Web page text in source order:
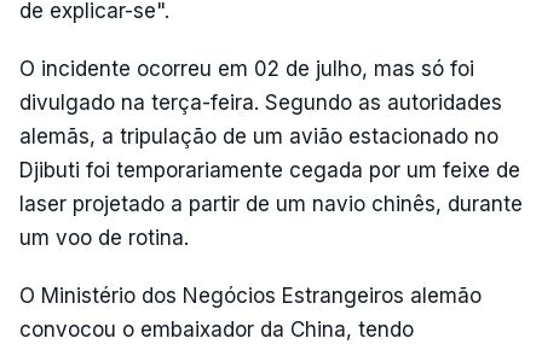
de explicar-se".
O incidente ocorreu em 02 de julho, mas só foi
divulgado na terça-feira. Segundo as autoridades
alemãs, a tripulação de um avião estacionado no
Djibuti foi temporariamente cegada por um feixe de
laser projetado a partir de um navio chinês, durante
um voo de rotina.
O Ministério dos Negócios Estrangeiros alemão
convocou o embaixador da China, tendo